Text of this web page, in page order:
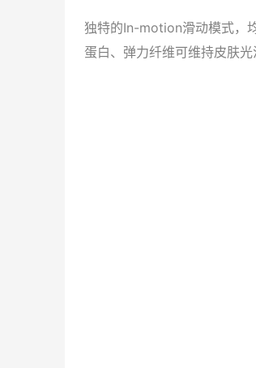
独特的In-motion滑动模式，
蛋白、弹力纤维可维持皮肤光